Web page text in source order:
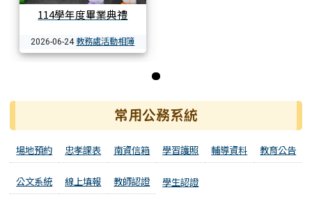
114學年度畢業典禮
2026-06-24 教務處活動相簿
常用公務系統
場地預約 忠孝課表 南資信箱 學習護照 輔導資料 教育公告
公文系統 線上填報 教師認證 學生認證